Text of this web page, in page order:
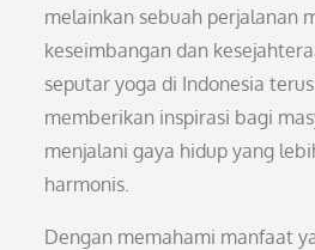
melainkan sebuah perjalanan
keseimbangan dan
seputar yoga di Indonesia
memberikan inspirasi bagi
menjalani gaya hidup yang
harmonis.
Dengan memahami manfaat